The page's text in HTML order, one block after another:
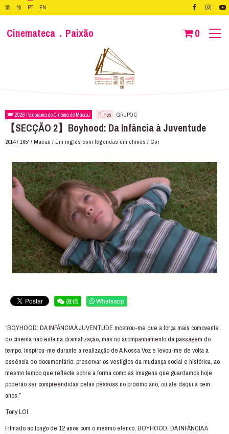
繁 简 PT EN
Cinemateca．Paixão 0
2026 Panorama do Cinema de Macau Filmes GRUPO C
【SECÇÃO 2】Boyhood: Da Infância à Juventude
2014 / 165' / Macau / Em inglês com legendas em chinês / Cor
微信 Whatsapp
“BOYHOOD: DA INFÂNCIA À JUVENTUDE mostrou-me que a força mais comovente
do cinema não está na dramatização, mas no acompanhamento da passagem do
tempo. Inspirou-me durante a realização de A Nossa Voz e levou-me de volta à
essência do documentário: preservar os vestígios da mudança social e histórica, ao
mesmo tempo que reflecte sobre a forma como as imagens que guardamos hoje
poderão ser compreendidas pelas pessoas no próximo ano, ou até daqui a cem
anos.”
Tony LOI
Filmado ao longo de 12 anos com o mesmo elenco, BOYHOOD: DA INFÂNCIA À